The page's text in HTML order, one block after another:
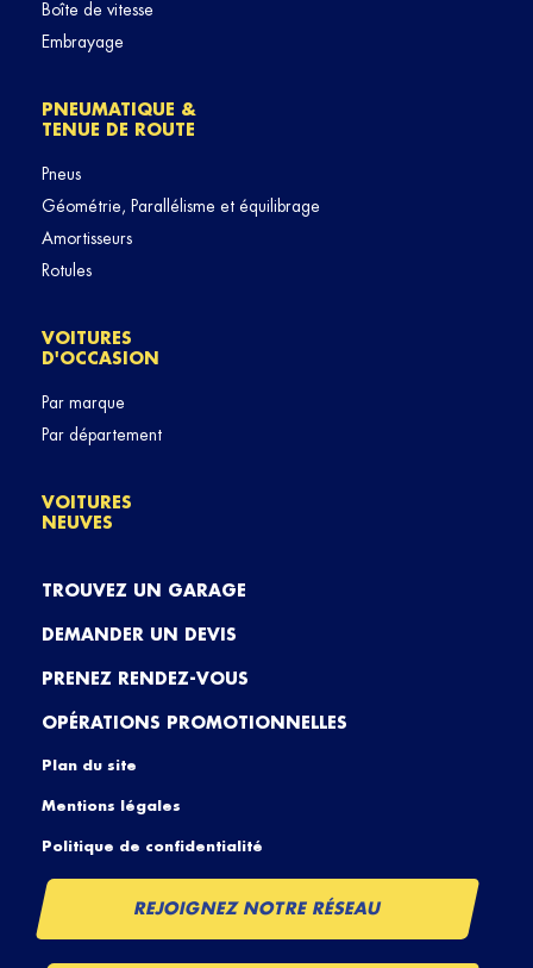
Boîte de vitesse
Embrayage
PNEUMATIQUE &
TENUE DE ROUTE
Pneus
Géométrie, Parallélisme et équilibrage
Amortisseurs
Rotules
VOITURES
D'OCCASION
Par marque
Par département
VOITURES
NEUVES
TROUVEZ UN GARAGE
DEMANDER UN DEVIS
PRENEZ RENDEZ-VOUS
OPÉRATIONS PROMOTIONNELLES
Plan du site
Mentions légales
Politique de confidentialité
REJOIGNEZ NOTRE RÉSEAU